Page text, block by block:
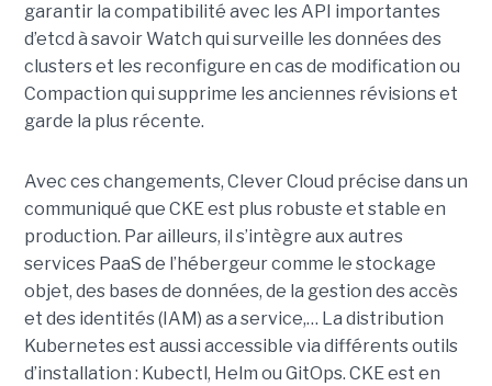
garantir la compatibilité avec les API importantes
d’etcd à savoir Watch qui surveille les données des
clusters et les reconfigure en cas de modification ou
Compaction qui supprime les anciennes révisions et
garde la plus récente.
Avec ces changements, Clever Cloud précise dans un
communiqué que CKE est plus robuste et stable en
production. Par ailleurs, il s’intègre aux autres
services PaaS de l’hébergeur comme le stockage
objet, des bases de données, de la gestion des accès
et des identités (IAM) as a service,… La distribution
Kubernetes est aussi accessible via différents outils
d’installation : Kubectl, Helm ou GitOps. CKE est en